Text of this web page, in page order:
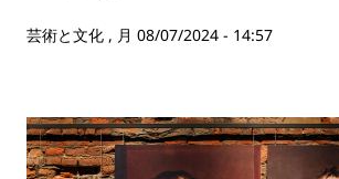
芸術と文化 , 月 08/07/2024 - 14:57